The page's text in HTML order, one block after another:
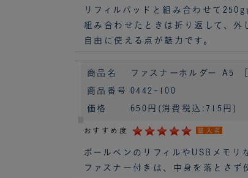
リフィルパッドと組み合わせて250g
組み合わせたときは折り返して、外
自由に使える点が魅力です。
商品名 ファスナーホルダー A5
商品番号 0442-100
価格 650円 (消費税込:715円)
おすすめ度 購入者
ボールペンのリフィルやUSBメモ
ファスナー付きは、中身を落とさず